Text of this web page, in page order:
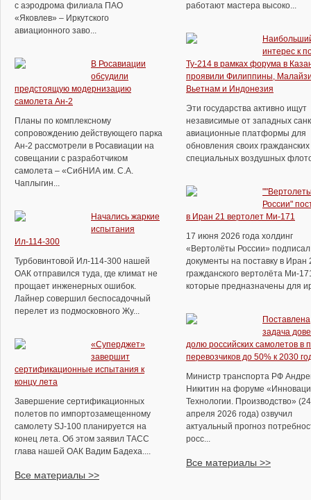
с аэродрома филиала ПАО
«Яковлев» – Иркутского
авиационного заво...
В Росавиации
обсудили
предстоящую модернизацию
самолета Ан-2
Планы по комплексному
сопровождению действующего парка
Ан-2 рассмотрели в Росавиации на
совещании с разработчиком
самолета – «СибНИА им. С.А.
Чаплыгин...
Начались жаркие
испытания
Ил-114-300
Турбовинтовой Ил-114-300 нашей
ОАК отправился туда, где климат не
прощает инженерных ошибок.
Лайнер совершил беспосадочный
перелет из подмосковного Жу...
«Суперджет»
завершит
сертификационные испытания к
концу лета
Завершение сертификационных
полетов по импортозамещенному
самолету SJ-100 планируется на
конец лета. Об этом заявил ТАСС
глава нашей ОАК Вадим Бадеха....
Все материалы >>
работают мастера высоко...
интерес к
Ту-214 в рамках форума в
проявили Филиппины,
Вьетнам и Индонезия
Эти государства активно ищут
независимые от западных
авиационные платформы для
обновления своих
специальных воздушных
России"
в Иран 21 вертолет Ми-171
17 июня 2026 года холдинг
«Вертолёты России» подписал
документы на поставку в Иран
гражданского вертолёта Ми-
которые предназначены для
Поставлена
задача
долю российских самолетов в
перевозчиков до 50% к 2030
Министр транспорта РФ
Никитин на форуме
Технологии. Производство» (24
апреля 2026 года) озвучил
актуальный прогноз
росс...
Все материалы >>